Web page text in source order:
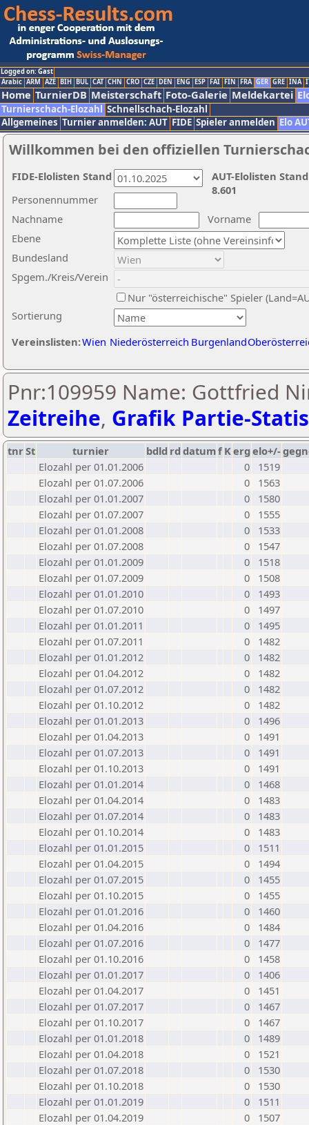
Logged on: Gast
Arabic ARM AZE BIH BUL CAT CHN CRO CZE DEN ENG ESP FAI FIN FRA GER GRE INA
Home TurnierDB Meisterschaft Foto-Galerie Meldekartei
Turnierschach-Elozahl Schnellschach-Elozahl
Allgemeines Turnier anmelden: AUT FIDE Spieler anmelden Elo
Willkommen bei den offiziellen
Nachname
Vorname
Ebene
Sortierung
Personennummer
Bundesland
Spgem./Kreis/Verein
Nur "österreichische" Spieler
Vereinslisten:Wien Niederösterreich Burgenland
AUT-Elolisten
8.601
FIDE-Elolisten Stand
Pnr:109959 Name: Gottfried
Zeitreihe, Grafik Partie-
tnrSt turnier bdld rd datumf Kerg elo+/-
Elozahl per 01.01.2006
0
1519
Elozahl per 01.07.2006
0
1563
Elozahl per 01.01.2007
0
1580
Elozahl per 01.07.2007
0
1555
Elozahl per 01.01.2008
0
1533
Elozahl per 01.07.2008
0
1547
Elozahl per 01.01.2009
0
1518
Elozahl per 01.07.2009
0
1508
Elozahl per 01.01.2010
0
1493
Elozahl per 01.07.2010
0
1497
Elozahl per 01.01.2011
0
1495
Elozahl per 01.07.2011
0
1482
Elozahl per 01.01.2012
0
1482
Elozahl per 01.04.2012
0
1482
Elozahl per 01.07.2012
0
1482
Elozahl per 01.10.2012
0
1482
Elozahl per 01.01.2013
0
1496
Elozahl per 01.04.2013
0
1491
Elozahl per 01.07.2013
0
1491
Elozahl per 01.10.2013
0
1491
Elozahl per 01.01.2014
0
1468
Elozahl per 01.04.2014
0
1483
Elozahl per 01.07.2014
0
1483
Elozahl per 01.10.2014
0
1483
Elozahl per 01.01.2015
0
1511
Elozahl per 01.04.2015
0
1494
Elozahl per 01.07.2015
0
1455
Elozahl per 01.10.2015
0
1455
Elozahl per 01.01.2016
0
1460
Elozahl per 01.04.2016
0
1484
Elozahl per 01.07.2016
0
1477
Elozahl per 01.10.2016
0
1458
Elozahl per 01.01.2017
0
1406
Elozahl per 01.04.2017
0
1451
Elozahl per 01.07.2017
0
1467
Elozahl per 01.10.2017
0
1467
Elozahl per 01.01.2018
0
1489
Elozahl per 01.04.2018
0
1521
Elozahl per 01.07.2018
0
1530
Elozahl per 01.10.2018
0
1530
Elozahl per 01.01.2019
0
1511
Elozahl per 01.04.2019
0
1507